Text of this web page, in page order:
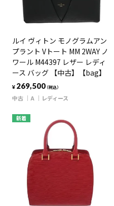
ルイ ヴィトン モノグラムアン
プラント Vトート MM 2WAY ノ
ワール M44397 レザー レディ
ース バッグ 【中古】【bag】
¥ 269,500（税込）
中古 A レディース
新着